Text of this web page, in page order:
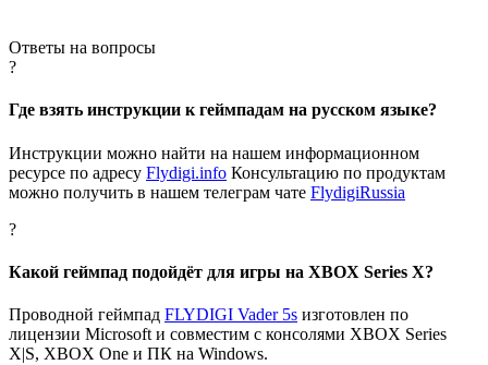
Ответы на вопросы
?
Где взять инструкции к геймпадам на русском языке?
Инструкции можно найти на нашем информационном
ресурсе по адресу Flydigi.info Консультацию по продуктам
можно получить в нашем телеграм чате FlydigiRussia
?
Какой геймпад подойдёт для игры на XBOX Series X?
Проводной геймпад FLYDIGI Vader 5s изготовлен по
лицензии Microsoft и совместим с консолями XBOX Series
X|S, XBOX One и ПК на Windows.